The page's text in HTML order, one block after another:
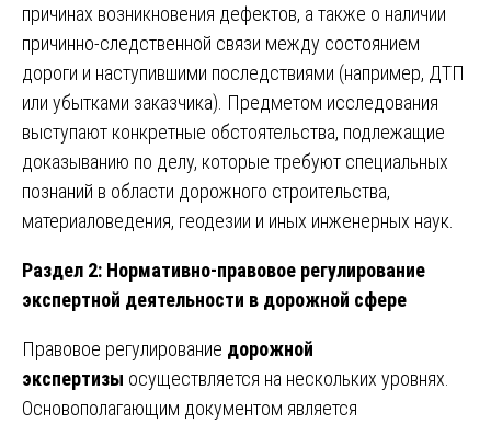
причинах возникновения дефектов, а также о наличии
причинно-следственной связи между состоянием
дороги и наступившими последствиями (например, ДТП
или убытками заказчика). Предметом исследования
выступают конкретные обстоятельства, подлежащие
доказыванию по делу, которые требуют специальных
познаний в области дорожного строительства,
материаловедения, геодезии и иных инженерных наук.
Раздел 2: Нормативно-правовое регулирование
экспертной деятельности в дорожной сфере
Правовое регулирование дорожной
экспертизы осуществляется на нескольких уровнях.
Основополагающим документом является